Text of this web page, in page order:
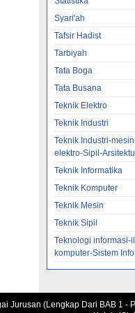
Syari'ah
Tafsir Hadist
Tarbiyah
Tata Boga
Tata Busana
Teknik Elektro
Teknik Industri
Teknik Industri-
elektro-Sipil-
Teknik Informatika
Teknik Komputer
Teknik Mesin
Teknik Sipil
Teknologi informasi-
komputer-Sistem
Jurusan (Lengkap Dari BAB 1 -